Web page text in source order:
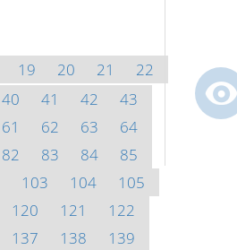
19 20 21
22
40 41 42
43
61 62 63
64
82 83 84
85
103 104
105
120 121
122
137 138
139